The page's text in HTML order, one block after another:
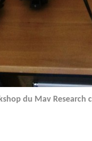
du Mav Research